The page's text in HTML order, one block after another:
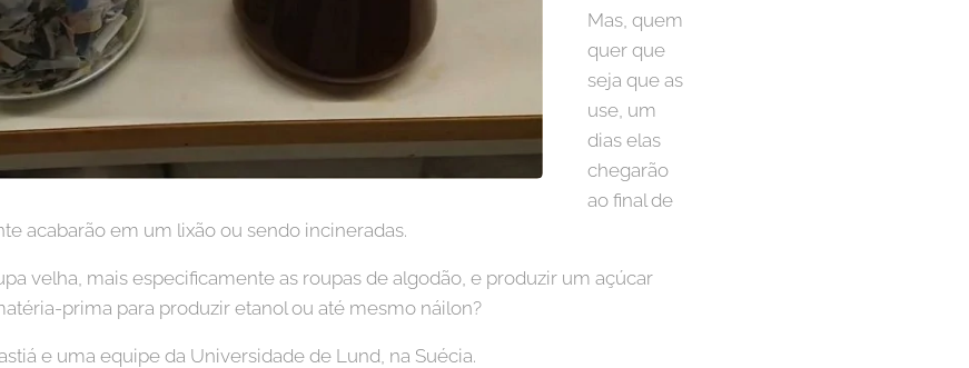
Mas, quem
quer que
seja que as
use, um
dias elas
chegarão
ao final de
acabarão em um lixão ou sendo incineradas.
velha, mais especificamente as roupas de algodão, e produzir um açúcar
prima para produzir etanol ou até mesmo náilon?
e uma equipe da Universidade de Lund, na Suécia.